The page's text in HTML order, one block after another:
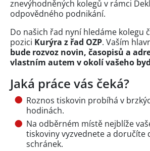
znevýhodněných kolegů v rámci
odpovědného podnikání.
Do našich řad nyní hledáme kolegu
pozici Kurýra z řad OZP. Vaším
bude rozvoz novin, časopisů a
vlastním autem v okolí vašeho
Jaká práce vás čeká?
Roznos tiskovin probíhá v
hodinách.
Na odběrném místě nejblíže
tiskoviny vyzvednete a doručíte
schránek.